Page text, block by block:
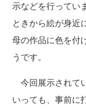
示などを行ってい
ときから絵が身近
母の作品に色を付
うです。
今回展示されて
いっても、事前に